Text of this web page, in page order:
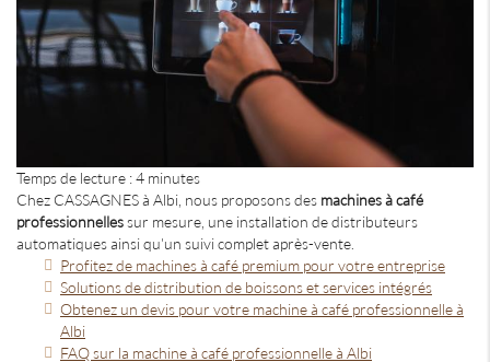
Temps de lecture : 4 minutes
Chez CASSAGNES à Albi, nous proposons des machines à café
professionnellessur mesure, une installation de distributeurs
automatiques ainsi qu'un suivi complet après-vente.
Profitez de machines à café premium pour votre entreprise
Solutions de distribution de boissons et services intégrés
Obtenez un devis pour votre machine à café professionnelle à
Albi
FAQ sur la machine à café professionnelle à Albi